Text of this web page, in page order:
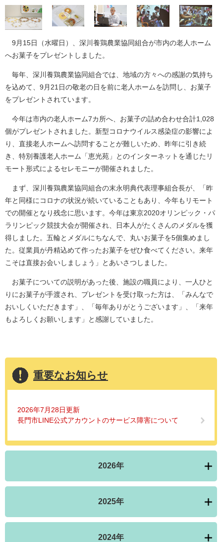
9月15日（水曜日）、深川養鶏農業協同組合が市内の老人ホーム
へお菓子をプレゼントしました。
毎年、深川養鶏農業協同組合では、地域の方々への感謝の気持ち
を込めて、9月21日の敬老の日を前に老人ホームを訪問し、お菓子
をプレゼントされています。
今年は市内の老人ホーム7カ所へ、お菓子の詰め合わせ合計1,028
個がプレゼントされました。新型コロナウイルス感染症の影響によ
り、直接老人ホームへ訪問することが難しいため、昨年に引き続
き、特別養護老人ホーム「恵光苑」とのインターネットを通じたリ
モート形式によるセレモニーが開催されました。
まず、深川養鶏農業協同組合の末永明典代表理事組合長が、「昨
年と同様にコロナの状況が続いていることもあり、今年もリモート
での開催となり残念に思います。今年は東京2020オリンピック・パ
ラリンピック競技大会が開催され、日本人がたくさんのメダルを獲
得しました。五輪とメダルにちなんで、丸いお菓子を5個集めまし
た。従業員が丹精込めて作ったお菓子をぜひ食べてください。来年
こそは直接お会いしましょう」とあいさつしました。
お菓子についての説明があった後、施設の職員により、一人ひと
りにお菓子が手渡され、プレゼントを受け取った方は、「みんなで
おいしくいただきます」、「毎年ありがとうございます」、「来年
もよろしくお願いします」と感謝していました。
重要なお知らせ
2026年7月28日更新
長門市LINE公式アカウントのサービス障害について
2026年
2025年
2024年